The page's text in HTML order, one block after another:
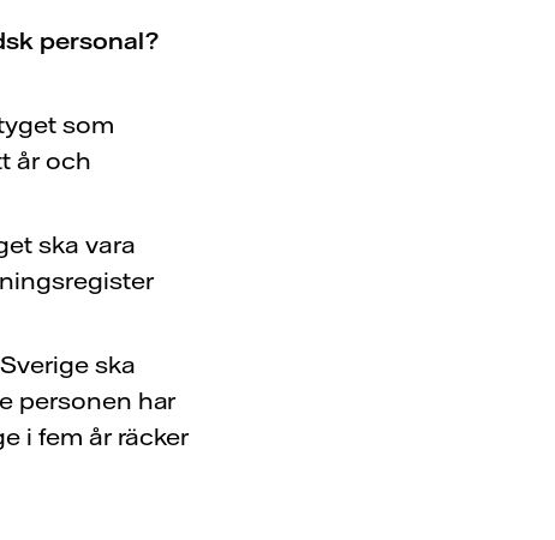
personal?
som
år och
ska vara
ska
personen har
i fem år räcker